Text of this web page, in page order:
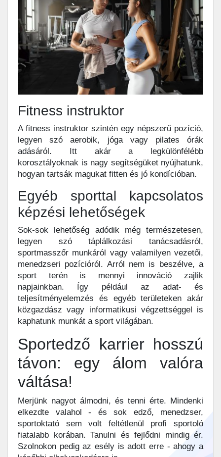
Fitness instruktor
A fitness instruktor szintén egy népszerű pozíció,
legyen szó aerobik, jóga vagy pilates órák
adásáról. Itt akár a legkülönfélébb
korosztályoknak is nagy segítségüket nyújhatunk,
hogyan tartsák magukat fitten és jó kondícióban.
Egyéb sporttal kapcsolatos
képzési lehetőségek
Sok-sok lehetőség adódik még természetesen,
legyen szó táplálkozási tanácsadásról,
sportmasszőr munkáról vagy valamilyen vezetői,
menedzseri pozícióról. Arról nem is beszélve, a
sport terén is mennyi innováció zajlik
napjainkban. Így például az adat- és
teljesítményelemzés és egyéb területeken akár
közgazdász vagy informatikusi végzettséggel is
kaphatunk munkát a sport világában.
Sportedző karrier hosszú
távon: egy álom valóra
váltása!
Merjünk nagyot álmodni, és tenni érte. Mindenki
elkezdte valahol - és sok edző, menedzser,
sportoktató sem volt feltétlenül profi sportoló
fiatalabb korában. Tanulni és fejlődni mindig ér.
Szolnokon pedig az esély is adott erre - ahogy a